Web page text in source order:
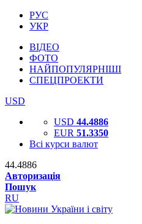
РУС
УКР
ВІДЕО
ФОТО
НАЙПОПУЛЯРНІШІ
СПЕЦПРОЕКТИ
USD
USD 44.4886
EUR 51.3350
Всі курси валют
44.4886
Авторизація
Пошук
RU